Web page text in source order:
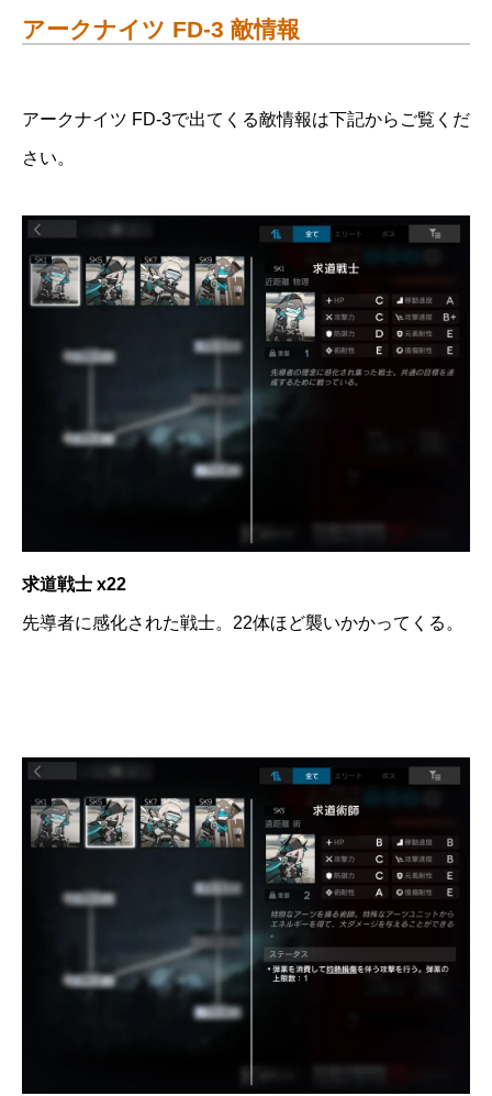
アークナイツ FD-3 敵情報
アークナイツ FD-3で出てくる敵情報は下記からご覧くだ
さい。
求道戦士 x22
先導者に感化された戦士。22体ほど襲いかかってくる。